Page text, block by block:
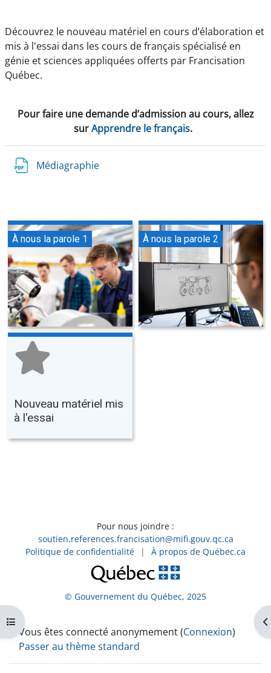
Ouvrir l’index du cours
Découvrez le nouveau matériel en cours d’élaboration et
mis à l'essai dans les cours de français spécialisé en
génie et sciences appliquées offerts par Francisation
Québec.
Pour faire une demande d’admission au cours, allez
surApprendre le français.
Médiagraphie
À nous la parole 1 À nous la parole 2
Nouveau matériel mis
à l'essai
Pour nous joindre :
soutien.references.francisation@mifi.gouv.qc.ca
Politique de confidentialité
| À propos de Québec.ca
© Gouvernement du Québec, 2025
Vous êtes connecté anonymement (Connexion)
Passer au thème standard